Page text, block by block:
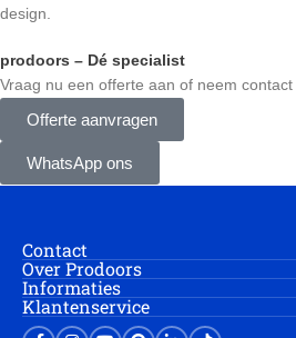
design.
prodoors – Dé specialist
Vraag nu een offerte aan of neem
Offerte aanvragen
WhatsApp ons
Contact
Over Prodoors
Informaties
Klantenservice